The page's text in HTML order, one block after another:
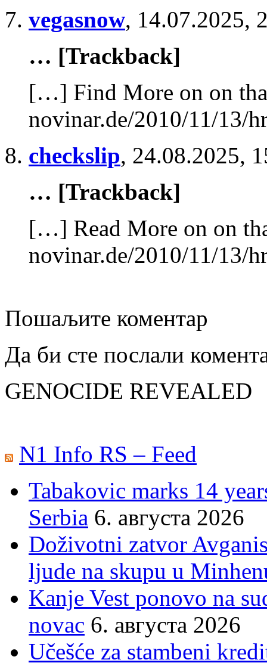
vegasnow, 14.07.2025,
… [Trackback]
[…] Find More on on
novinar.de/2010/11/13/
checkslip, 24.08.2025,
… [Trackback]
[…] Read More on on
novinar.de/2010/11/13/
Пошаљите коментар
Да би сте послали
GENOCIDE REVEALED
N1 Info RS – Feed
Tabakovic marks 14
Serbia 6. августа 2026
Doživotni zatvor
ljude na skupu u
Kanje Vest ponovo na
novac 6. августа 2026
Učešće za stambeni